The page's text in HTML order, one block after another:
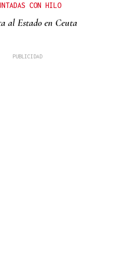
CON HILO
al Estado en Ceuta